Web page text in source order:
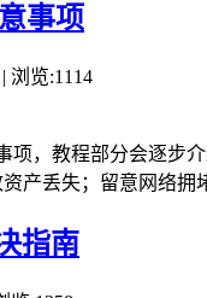
事项
| 浏览:1114
，教程部分会逐步
产丢失；留意网络拥
指南